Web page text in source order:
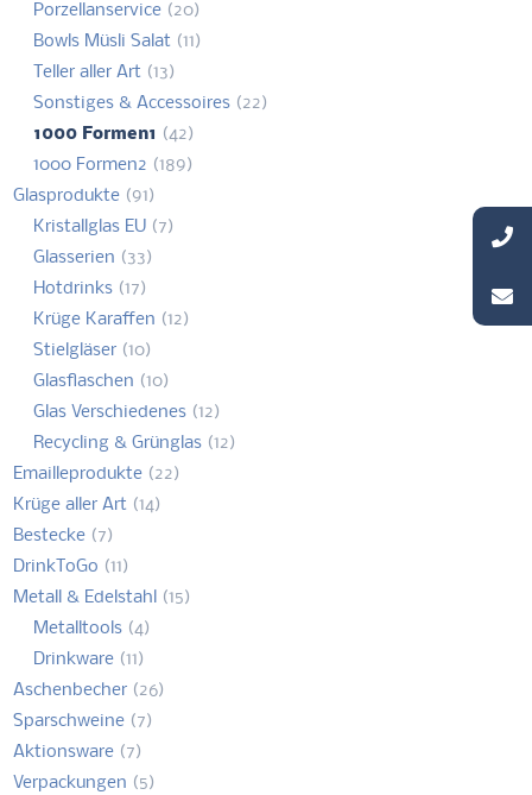
Porzellanservice (20)
Bowls Müsli Salat (11)
Teller aller Art (13)
Sonstiges & Accessoires (22)
1000 Formen1 (42)
1000 Formen2 (189)
Glasprodukte (91)
Kristallglas EU (7)
Glasserien (33)
Hotdrinks (17)
Krüge Karaffen (12)
Stielgläser (10)
Glasflaschen (10)
Glas Verschiedenes (12)
Recycling & Grünglas (12)
Emailleprodukte (22)
Krüge aller Art (14)
Bestecke (7)
DrinkToGo (11)
Metall & Edelstahl (15)
Metalltools (4)
Drinkware (11)
Aschenbecher (26)
Sparschweine (7)
Aktionsware (7)
Verpackungen (5)